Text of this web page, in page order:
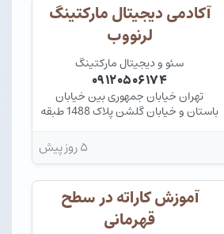
آکادمی دیجیتال مارکتینگ
لرنووب
سئو و دیجیتال مارکتینگ
۰۹۱۲۰۵۰۶۱۷۴
تهران خیابان جمهوری بین خیابان
باستان و خیابان گلشن پلاک 1488 طبقه
۵ روز پیش
آموزش کاراته در سطح
قهرمانی